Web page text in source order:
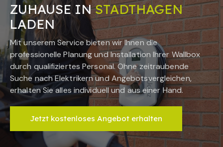
ZUHAUSE INSTADTHAGEN
LADEN
Mit unserem Service bieten wir Ihnen die
professionelle Planung und Installation Ihrer Wallbox
durch qualifiziertes Personal. Ohne zeitraubende
Suche nach Elektrikern und Angebotsvergleichen,
erhalten Sie alles individuell und aus einer Hand.
Jetzt kostenloses Angebot erhalten